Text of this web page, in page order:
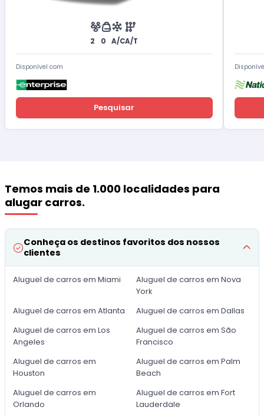
2 0 A/CA/T
Disponível com
Pesquisar
Temos mais de 1.000 localidades para
alugar carros.
Conheça os destinos favoritos dos nossos
clientes
Aluguel de carros em Miami
Aluguel de carros em Nova
York
Aluguel de carros em Atlanta
Aluguel de carros em Dallas
Aluguel de carros em Los
Angeles
Aluguel de carros em São
Francisco
Aluguel de carros em
Houston
Aluguel de carros em Palm
Beach
Aluguel de carros em
Orlando
Aluguel de carros em Fort
Lauderdale